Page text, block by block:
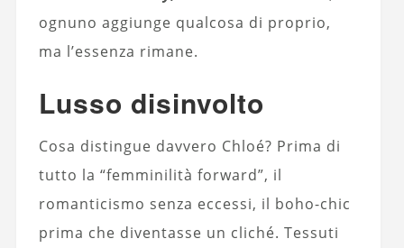
ognuno aggiunge qualcosa di proprio,
ma l’essenza rimane.
Lusso disinvolto
Cosa distingue davvero Chloé? Prima di
tutto la “femminilità forward”, il
romanticismo senza eccessi, il boho-chic
prima che diventasse un cliché. Tessuti